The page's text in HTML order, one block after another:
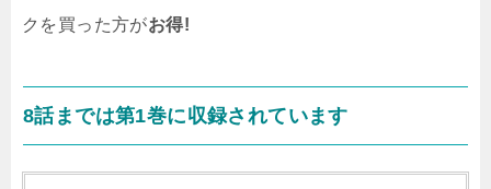
クを買った方がお得!
8話までは第1巻に収録されています